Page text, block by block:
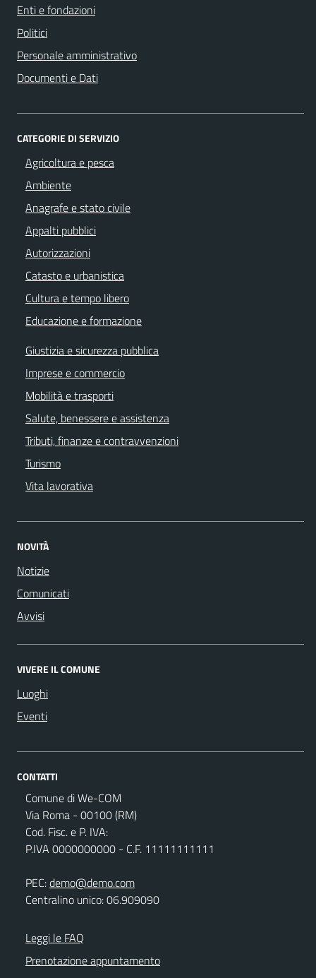
Enti e fondazioni
Politici
Personale amministrativo
Documenti e Dati
CATEGORIE DI SERVIZIO
Agricoltura e pesca
Ambiente
Anagrafe e stato civile
Appalti pubblici
Autorizzazioni
Catasto e urbanistica
Cultura e tempo libero
Educazione e formazione
Giustizia e sicurezza pubblica
Imprese e commercio
Mobilità e trasporti
Salute, benessere e assistenza
Tributi, finanze e contravvenzioni
Turismo
Vita lavorativa
NOVITÀ
Notizie
Comunicati
Avvisi
VIVERE IL COMUNE
Luoghi
Eventi
CONTATTI
Comune di We-COM
Via Roma - 00100 (RM)
Cod. Fisc. e P. IVA:
P.IVA 0000000000 - C.F. 11111111111
PEC:demo@demo.com
Centralino unico: 06.909090
Leggi le FAQ
Prenotazione appuntamento